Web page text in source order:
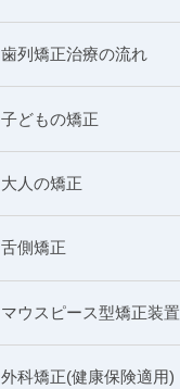
歯列矯正治療の流れ
子どもの矯正
大人の矯正
舌側矯正
マウスピース型矯正装置
外科矯正(健康保険適用)